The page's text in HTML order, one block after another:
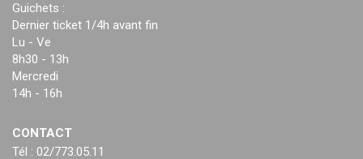
Guichets :
Dernier ticket 1/4h avant fin
Lu - Ve
8h30 - 13h
Mercredi
14h - 16h
CONTACT
Tél : 02/773.05.11